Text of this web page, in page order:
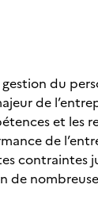
du
de
et les
de
contraintes
de